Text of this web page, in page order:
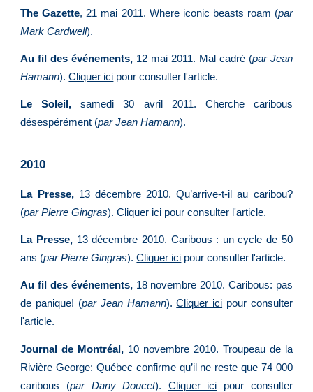
The Gazette, 21 mai 2011. Where iconic beasts roam (par
Mark Cardwell).
Au fil des événements, 12 mai 2011. Mal cadré (par Jean
Hamann).Cliquer ici pour consulter l'article.
Le Soleil, samedi 30 avril 2011. Cherche caribous
désespérément (par Jean Hamann).
2010
La Presse,13 décembre 2010. Qu’arrive-t-il au caribou?
(par Pierre Gingras).Cliquer ici pour consulter l'article.
La Presse, 13 décembre 2010. Caribous : un cycle de 50
ans (par Pierre Gingras).Cliquer ici pour consulter l'article.
Au fil des événements,18 novembre 2010. Caribous: pas
de panique! (par Jean Hamann).Cliquer ici pour consulter
l'article.
Journal de Montréal, 10 novembre 2010. Troupeau de la
Rivière George: Québec confirme qu’il ne reste que 74 000
caribous (par Dany Doucet). Cliquer ici pour consulter